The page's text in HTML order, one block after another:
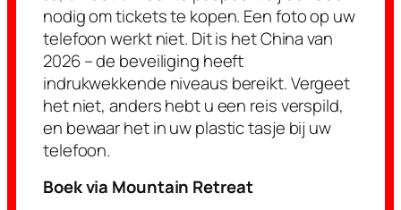
nodig om tickets te kopen. Een foto op uw
telefoon werkt niet. Dit is het China van
2026 – de beveiliging heeft
indrukwekkende niveaus bereikt. Vergeet
het niet, anders hebt u een reis verspild,
en bewaar het in uw plastic tasje bij uw
telefoon.
Boek via Mountain Retreat